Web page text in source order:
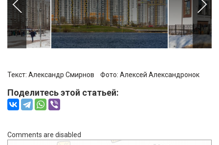
Текст: Александр Смирнов Фото: Алексей Александронок
Поделитесь этой статьей:
Comments are disabled